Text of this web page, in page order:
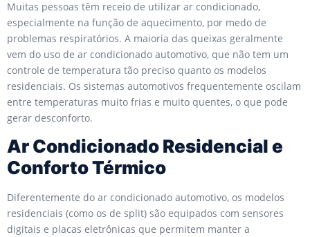
Muitas pessoas têm receio de utilizar ar condicionado,
especialmente na função de aquecimento, por medo de
problemas respiratórios. A maioria das queixas geralmente
vem do uso de ar condicionado automotivo, que não tem um
controle de temperatura tão preciso quanto os modelos
residenciais. Os sistemas automotivos frequentemente oscilam
entre temperaturas muito frias e muito quentes, o que pode
gerar desconforto.
Ar Condicionado Residencial e
Conforto Térmico
Diferentemente do ar condicionado automotivo, os modelos
residenciais (como os de split) são equipados com sensores
digitais e placas eletrônicas que permitem manter a